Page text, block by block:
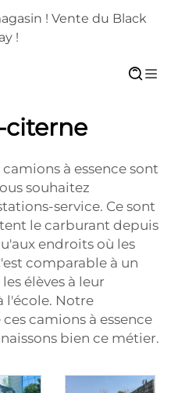
! Vente du Black
!
à essence sont
souhaitez
service. Ce sont
le carburant depuis
endroits où les
comparable à un
élèves à leur
l'école. Notre
camions à essence
bien ce métier.